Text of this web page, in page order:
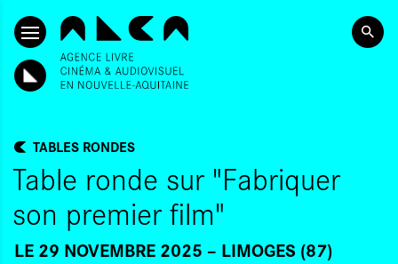
ALLER AU CONTENU PRINCIPAL
TABLES RONDES
Table ronde sur "Fabriquer
son premier film"
LE 29 NOVEMBRE 2025 LIMOGES (87)